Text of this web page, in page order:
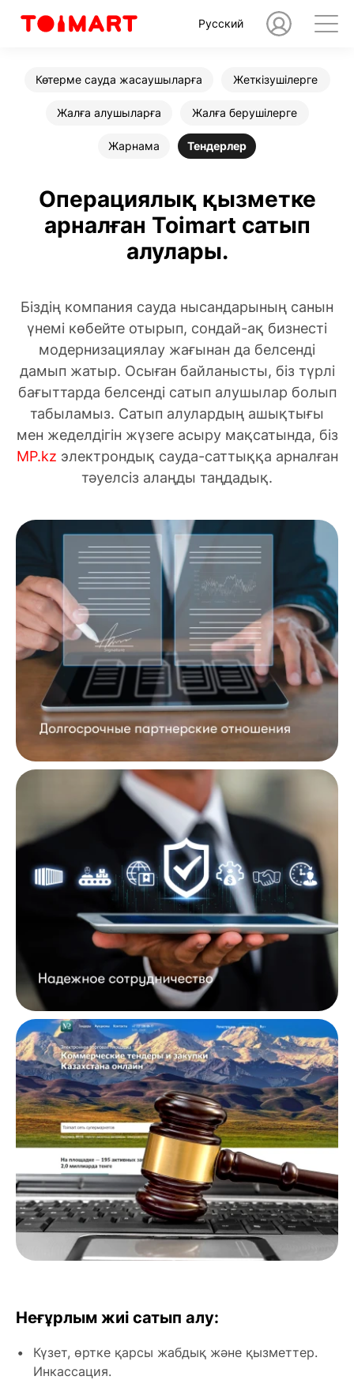
Русский
Көтерме сауда жасаушыларға Жеткізушілерге
Жалға алушыларға Жалға берушілерге
Жарнама Тендерлер
Операциялық қызметке
арналған Toimart сатып
алулары.
Біздің компания сауда нысандарының санын
үнемі көбейте отырып, сондай-ақ бизнесті
модернизациялау жағынан да белсенді
дамып жатыр. Осыған байланысты, біз түрлі
бағыттарда белсенді сатып алушылар болып
табыламыз. Сатып алулардың ашықтығы
мен жеделдігін жүзеге асыру мақсатында, біз
MP.kz электрондық сауда-саттыққа арналған
тәуелсіз алаңды таңдадық.
Неғұрлым жиі сатып алу:
Күзет, өртке қарсы жабдық және қызметтер.
Инкассация.